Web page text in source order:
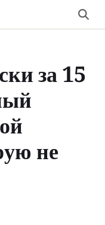
за 15
не